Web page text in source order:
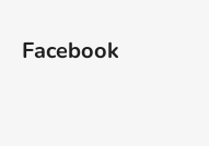
Facebook